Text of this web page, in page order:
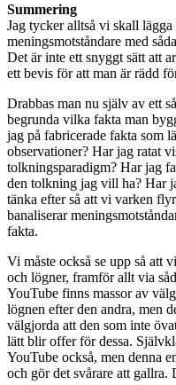
Summering
Jag tycker alltså vi skall
meningsmotståndare med
Det är inte ett snyggt sätt att
ett bevis för att man är rädd
Drabbas man nu själv av ett
begrunda vilka fakta man
jag på fabricerade fakta som
observationer? Har jag ratat
tolkningsparadigm? Har jag
den tolkning jag vill ha? Har
tänka efter så att vi varken
banaliserar
fakta.
Vi måste också se upp så att
och lögner, framför allt via
YouTube finns massor av
lögnen efter den andra, men
välgjorda att den som inte
lätt blir offer för dessa.
YouTube också, men denna
och gör det svårare att gallra.